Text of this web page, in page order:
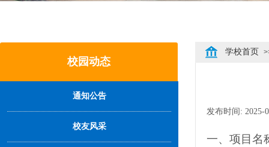
发布时间: 2025-
一、 项目名
学校首页
校园动态
通知公告
校友风采